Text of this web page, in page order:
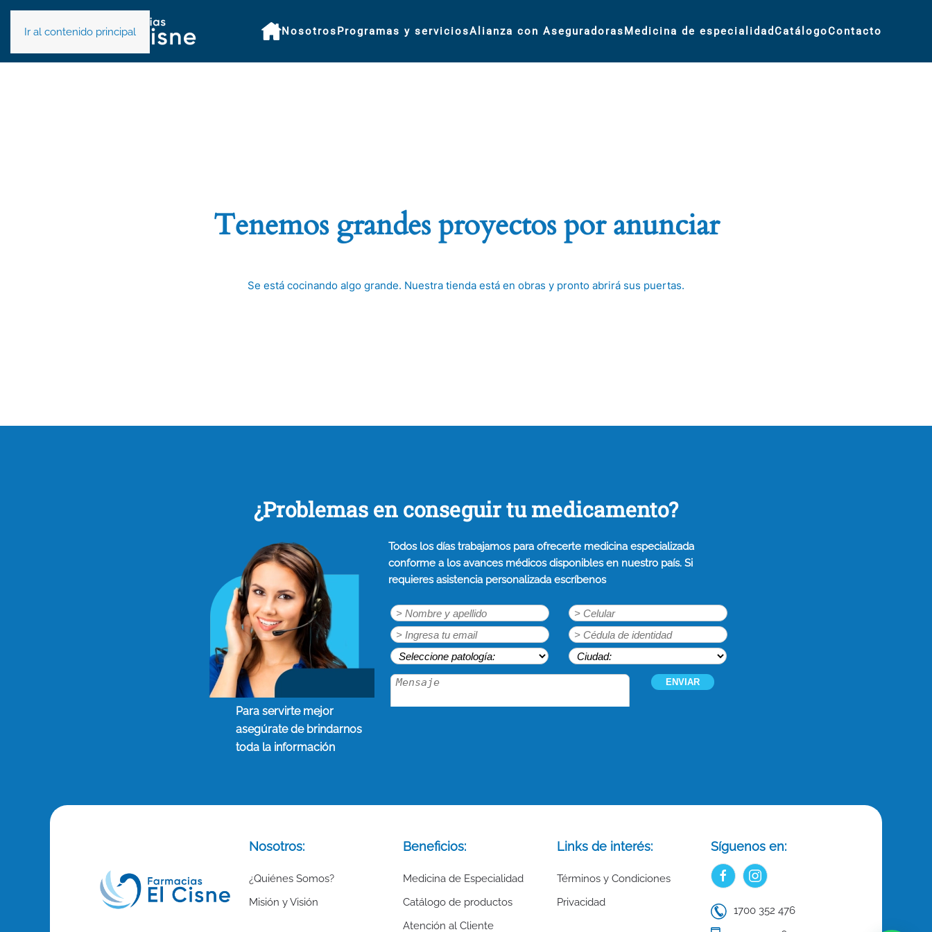
Ir al contenido principal NosotrosProgramas y serviciosAlianza con AseguradorasMedicina de especialidad CatálogoContacto
Tenemos grandes proyectos por anunciar
Se está cocinando algo grande. Nuestra tienda está en obras y pronto abrirá sus puertas.
¿Problemas en conseguir tu medicamento?
Para servirte mejor
asegúrate de brindarnos
toda la información
Todos los días trabajamos para ofrecerte medicina especializada
conforme a los avances médicos disponibles en nuestro país. Si
requieres asistencia personalizada escríbenos
Nosotros:
¿Quiénes Somos?
Misión y Visión
Beneficios:
Medicina de Especialidad
Catálogo de productos
Atención al Cliente
Links de interés:
Términos y Condiciones
Privacidad
Síguenos en:
1700 352 476